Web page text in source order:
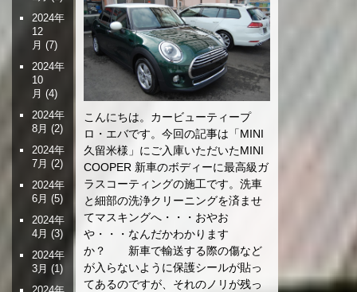
こんにちは。カービューティープ
ロ・エバです。今回の記事は「MINI
久留米様」にご入庫いただいたMINI
COOPER 新車のボディーに最高級ガ
ラスコーティングの施工です。洗車
と細部の洗浄クリーニングを済ませ
てマスキングへ・・・おやお
や・・・なんだかわかります
か？ 新車で輸送する際の傷など
が入らないように保護シールが貼っ
てあるのですが、それのノリが残っ
2024年
12
月 (7)
2024年
10
月 (4)
2024年
8月 (2)
2024年
7月 (2)
2024年
6月 (5)
2024年
4月 (3)
2024年
3月 (1)